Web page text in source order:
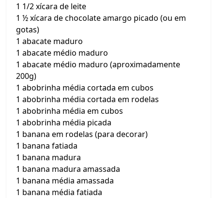
1 1/2 xícara de leite
1 ½ xícara de chocolate amargo picado (ou em
gotas)
1 abacate maduro
1 abacate médio maduro
1 abacate médio maduro (aproximadamente
200g)
1 abobrinha média cortada em cubos
1 abobrinha média cortada em rodelas
1 abobrinha média em cubos
1 abobrinha média picada
1 banana em rodelas (para decorar)
1 banana fatiada
1 banana madura
1 banana madura amassada
1 banana média amassada
1 banana média fatiada